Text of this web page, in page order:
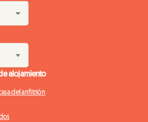
alojamiento
del anfitrión